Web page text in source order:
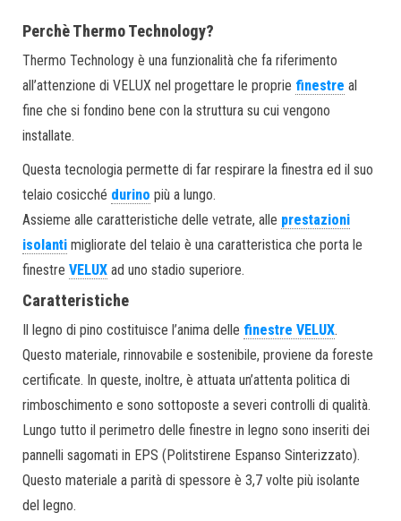
Perchè Thermo Technology?
Thermo Technology è una funzionalità che fa riferimento
all’attenzione di VELUX nel progettare le proprie finestre al
fine che si fondino bene con la struttura su cui vengono
installate.
Questa tecnologia permette di far respirare la finestra ed il suo
telaio cosicché durino più a lungo.
Assieme alle caratteristiche delle vetrate, alle prestazioni
isolanti migliorate del telaio è una caratteristica che porta le
finestre VELUX ad uno stadio superiore.
Caratteristiche
Il legno di pino costituisce l’anima delle finestre VELUX.
Questo materiale, rinnovabile e sostenibile, proviene da foreste
certificate. In queste, inoltre, è attuata un’attenta politica di
rimboschimento e sono sottoposte a severi controlli di qualità.
Lungo tutto il perimetro delle finestre in legno sono inseriti dei
pannelli sagomati in EPS (Politstirene Espanso Sinterizzato).
Questo materiale a parità di spessore è 3,7 volte più isolante
del legno.